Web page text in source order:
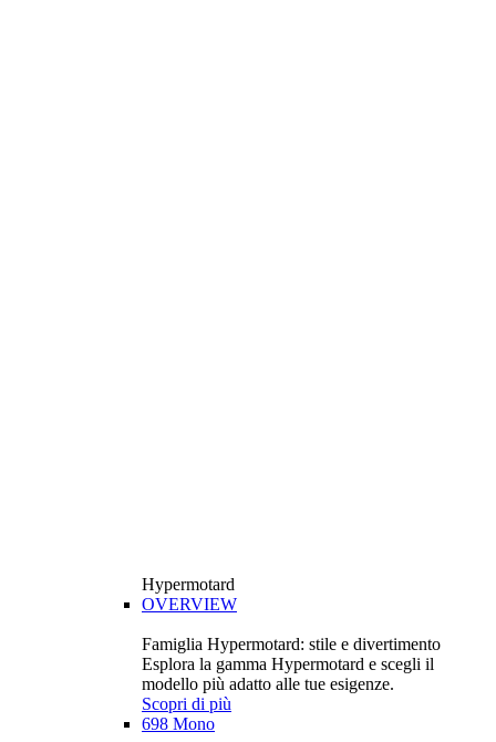
Hypermotard
OVERVIEW
Famiglia Hypermotard: stile e divertimento
Esplora la gamma Hypermotard e scegli il
modello più adatto alle tue esigenze.
Scopri di più
698 Mono